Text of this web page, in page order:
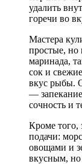
удалить
горечи во
Мастера
простые, но
маринада,
сок и
вкус рыбы.
—
сочность и
Кроме того,
подачи:
овощами и
вкусным, но